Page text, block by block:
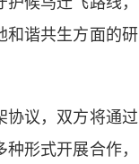
和谐共生方面的研
议，双方将通过
形式开展合作，